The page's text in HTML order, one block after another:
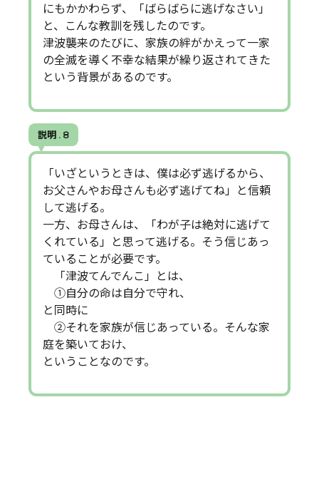
にもかかわらず、「ばらばらに逃げなさい」
と、こんな教訓を残したのです。
津波襲来のたびに、家族の絆がかえって一家
の全滅を導く不幸な結果が繰り返されてきた
という背景があるのです。
説明 . 8
「いざというときは、僕は必ず逃げるから、
お父さんやお母さんも必ず逃げてね」と信頼
して逃げる。
一方、お母さんは、「わが子は絶対に逃げて
くれている」と思って逃げる。そう信じあっ
ていることが必要です。
「津波てんでんこ」とは、
①自分の命は自分で守れ、
と同時に
②それを家族が信じあっている。そんな家
庭を築いておけ、
ということなのです。